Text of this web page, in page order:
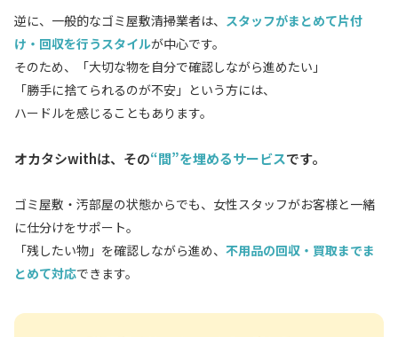
逆に、一般的なゴミ屋敷清掃業者は、 スタッフがまとめて片付
け・回収を行うスタイルが中心です。
そのため、「大切な物を自分で確認しながら進めたい」
「勝手に捨てられるのが不安」という方には、
ハードルを感じることもあります。
オカタシwithは、その“間”を埋めるサービスです。
ゴミ屋敷・汚部屋の状態からでも、女性スタッフがお客様と一緒
に仕分けをサポート。
「残したい物」を確認しながら進め、 不用品の回収・買取までま
とめて対応できます。